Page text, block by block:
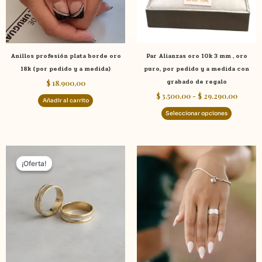
Anillos profesión plata borde oro
18k (por pedido y a medida)
$18.900,00
Añadir al carrito
Par Alianzas oro 10k 3 mm , oro
puro, por pedido y a medida con
grabado de regalo
$3.500,00 - $29.290,00
Seleccionar opciones
pueden
en
la
de
¡Oferta!
¡Oferta!
Este
tiene